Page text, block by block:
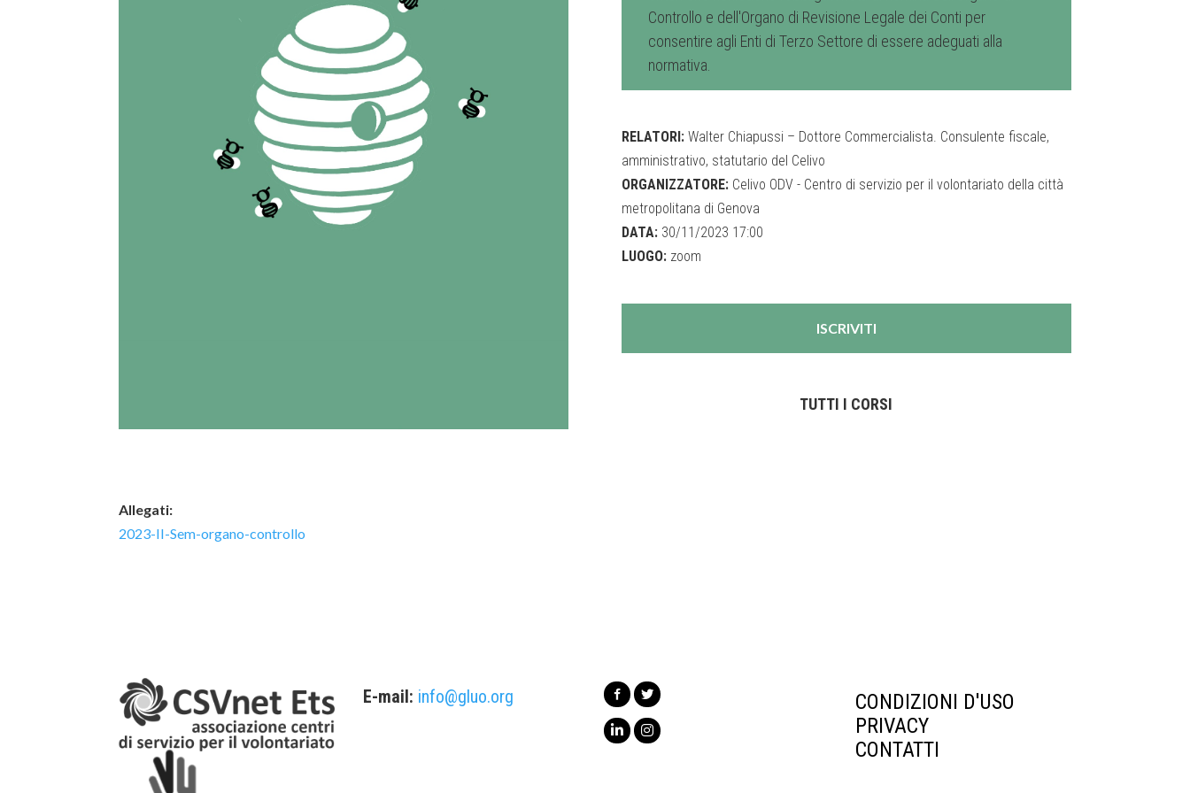
Controllo e dell'Organo di Revisione Legale dei Conti per
consentire agli Enti di Terzo Settore di essere adeguati alla
normativa.
RELATORI:Walter Chiapussi – Dottore Commercialista. Consulente fiscale,
amministrativo, statutario del Celivo
ORGANIZZATORE:Celivo ODV - Centro di servizio per il volontariato della città
metropolitana di Genova
DATA:30/11/2023 17:00
LUOGO:zoom
ISCRIVITI
TUTTI I CORSI
Allegati:
2023-II-Sem-organo-controllo
E-mail: info@gluo.org
CONDIZIONI D'USO
PRIVACY
CONTATTI